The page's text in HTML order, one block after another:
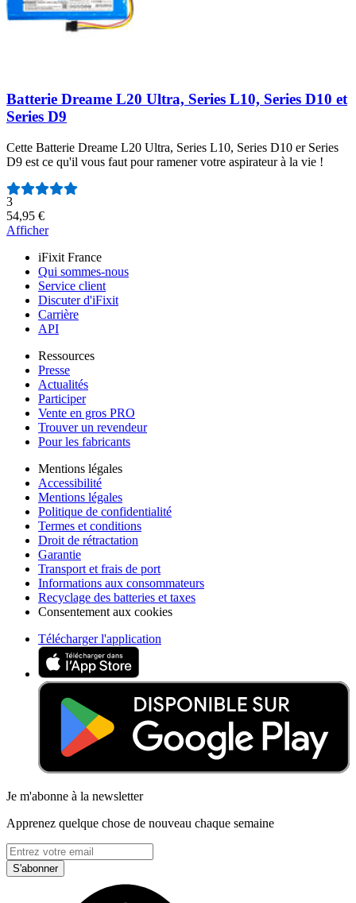
Batterie Dreame L20 Ultra, Series L10, Series D10 et
Series D9
Cette Batterie Dreame L20 Ultra, Series L10, Series D10 er Series
D9 est ce qu'il vous faut pour ramener votre aspirateur à la vie !
Nombre d'avis :
3
54,95 €
Afficher
iFixit France
Qui sommes-nous
Service client
Discuter d'iFixit
Carrière
API
Ressources
Presse
Actualités
Participer
Vente en gros PRO
Trouver un revendeur
Pour les fabricants
Mentions légales
Accessibilité
Mentions légales
Politique de confidentialité
Termes et conditions
Droit de rétractation
Garantie
Transport et frais de port
Informations aux consommateurs
Recyclage des batteries et taxes
Consentement aux cookies
Télécharger l'application
Je m'abonne à la newsletter
Apprenez quelque chose de nouveau chaque semaine
S'abonner